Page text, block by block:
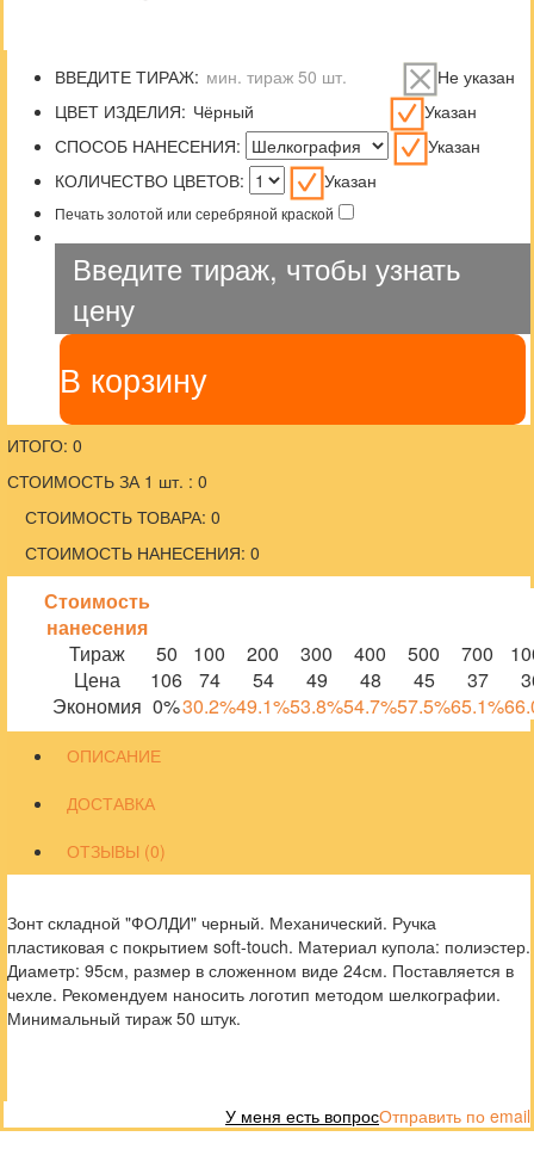
ВВЕДИТЕ ТИРАЖ:
Не указан
ЦВЕТ ИЗДЕЛИЯ:
Указан
СПОСОБ НАНЕСЕНИЯ:
Указан
КОЛИЧЕСТВО ЦВЕТОВ:
Указан
Печать золотой или серебряной краской
Введите тираж, чтобы узнать
цену
В корзину
ИТОГО: 0
СТОИМОСТЬ ЗА 1 шт. : 0
СТОИМОСТЬ ТОВАРА: 0
СТОИМОСТЬ НАНЕСЕНИЯ: 0
Стоимость
нанесения
Тираж
50 100 200 300 400 500 700
Цена
106 74 54 49 48 45 37
Экономия 0%30.2%49.1%53.8%54.7%57.5%65.1%
ОПИСАНИЕ
ДОСТАВКА
ОТЗЫВЫ (0)
Зонт складной "ФОЛДИ" черный. Механический. Ручка
пластиковая с покрытием soft-touch. Материал купола: полиэстер.
Диаметр: 95см, размер в сложенном виде 24см. Поставляется в
чехле. Рекомендуем наносить логотип методом шелкографии.
Минимальный тираж 50 штук.
Отправить по email
У меня есть вопрос